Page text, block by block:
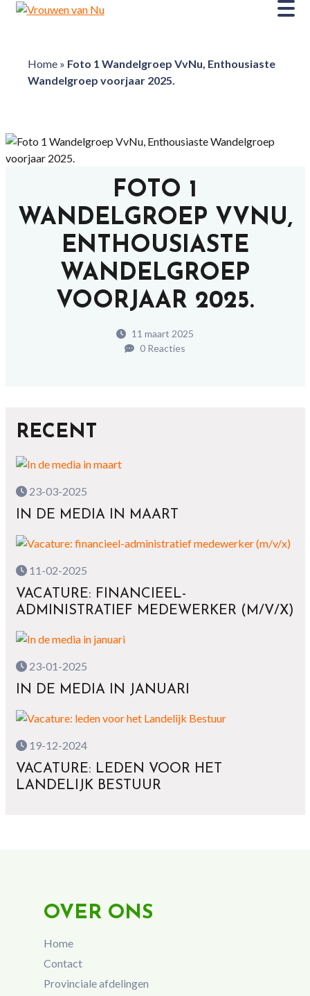
Home» Foto 1 Wandelgroep VvNu, Enthousiaste
Wandelgroep voorjaar 2025.
FOTO 1
WANDELGROEP VVNU,
ENTHOUSIASTE
WANDELGROEP
VOORJAAR 2025.
11 maart 2025
0 Reacties
RECENT
23-03-2025
IN DE MEDIA IN MAART
11-02-2025
VACATURE: FINANCIEEL-
ADMINISTRATIEF MEDEWERKER (M/V/X)
23-01-2025
IN DE MEDIA IN JANUARI
19-12-2024
VACATURE: LEDEN VOOR HET
LANDELIJK BESTUUR
OVER ONS
Home
Contact
Provinciale afdelingen